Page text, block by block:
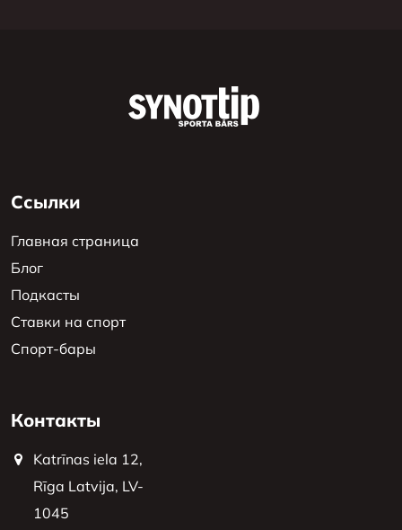
Ссылки
Главная страница
Блог
Подкасты
Ставки на спорт
Спорт-бары
Контакты
Katrīnas iela 12,
Rīga Latvija, LV-
1045